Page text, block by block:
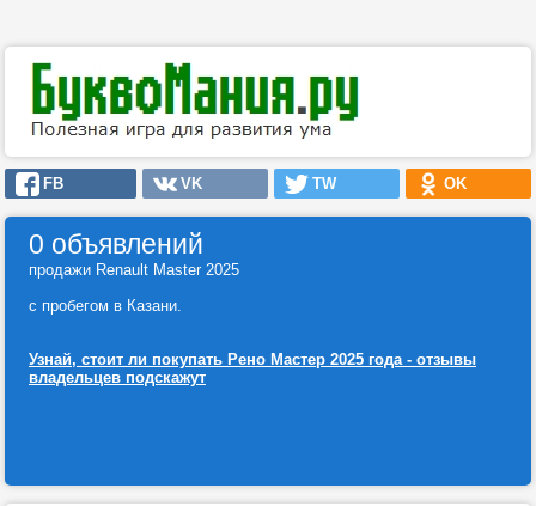
FB VK TW OK
0 объявлений
продажи Renault Master 2025
с пробегом в Казани.
Узнай, стоит ли покупать Рено Мастер 2025 года - отзывы
владельцев подскажут